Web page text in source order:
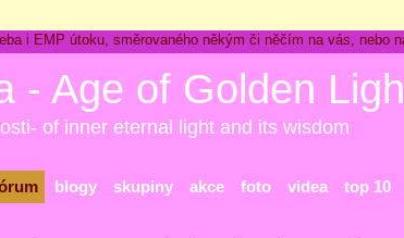
i EMP útoku, směrovaného někým či něčím na vás, nebo
- Age of Golden
of inner eternal light and its wisdom
blogy skupiny akce foto videa top 10